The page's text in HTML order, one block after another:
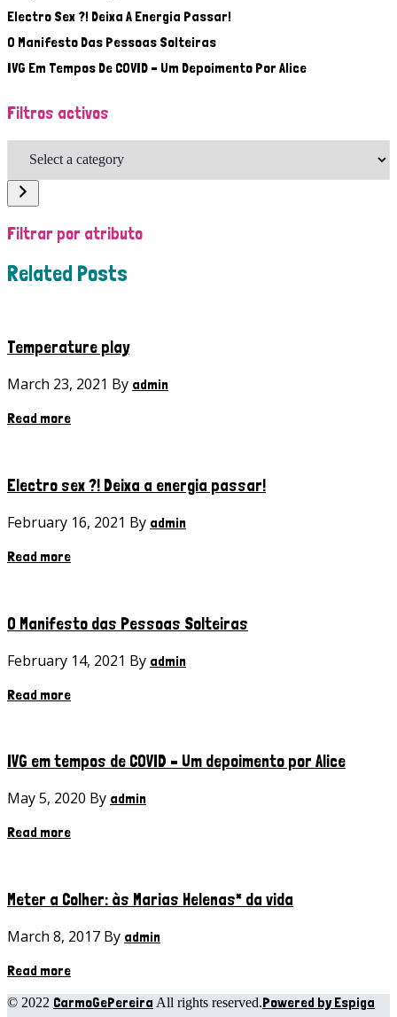
Electro Sex ?! Deixa A Energia Passar!
O Manifesto Das Pessoas Solteiras
IVG Em Tempos De COVID – Um Depoimento Por Alice
Filtros activos
Filtrar por atributo
Related Posts
Temperature play
March 23, 2021 By admin
Read more
Electro sex ?! Deixa a energia passar!
February 16, 2021 By admin
Read more
O Manifesto das Pessoas Solteiras
February 14, 2021 By admin
Read more
IVG em tempos de COVID – Um depoimento por Alice
May 5, 2020 By admin
Read more
Meter a Colher: às Marias Helenas* da vida
March 8, 2017 By admin
Read more
© 2022 CarmoGePereira All rights reserved.Powered by Espiga